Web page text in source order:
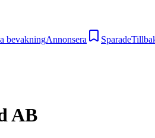
bevakningAnnonsera Sparade
AB